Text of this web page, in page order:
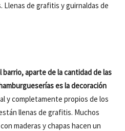
Llenas de grafitis y guirnaldas de
aparte de la cantidad de las
es la decoración
y completamente propios de los
llenas de grafitis. Muchos
maderas y chapas hacen un